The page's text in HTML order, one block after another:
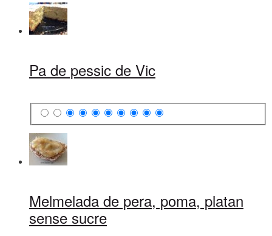
Pa de pessic de Vic
Melmelada de pera, poma, platan
sense sucre